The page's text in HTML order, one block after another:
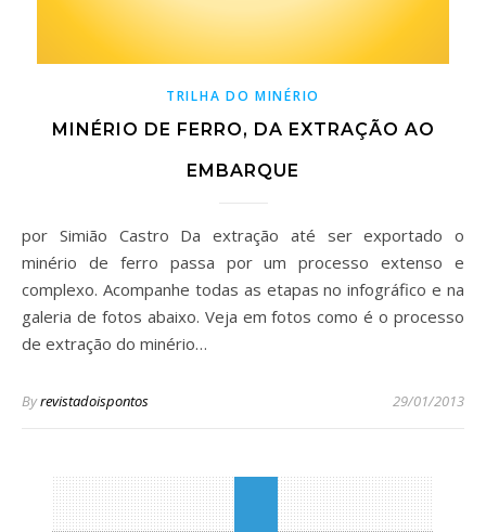
TRILHA DO MINÉRIO
MINÉRIO DE FERRO, DA EXTRAÇÃO AO
EMBARQUE
por Simião Castro Da extração até ser exportado o
minério de ferro passa por um processo extenso e
complexo. Acompanhe todas as etapas no infográfico e na
galeria de fotos abaixo. Veja em fotos como é o processo
de extração do minério…
Byrevistadoispontos 29/01/2013